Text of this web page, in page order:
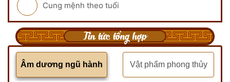
Cung mệnh theo tuổi
Tin tức tổng hợp
Âm dương ngũ hành Vật phẩm phong thủy